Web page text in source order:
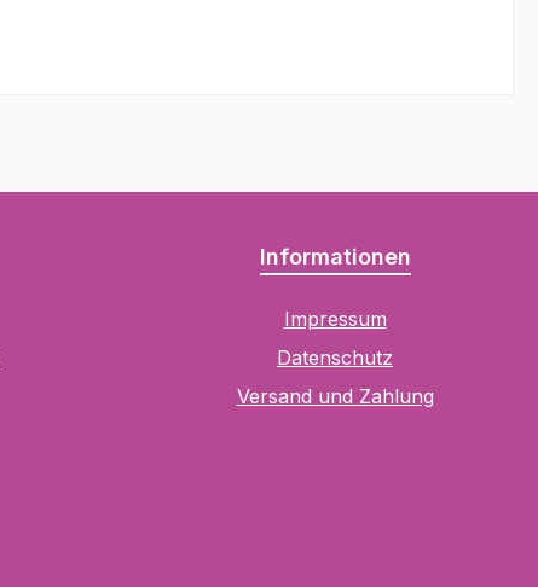
Informationen
Impressum
Datenschutz
Versand und Zahlung